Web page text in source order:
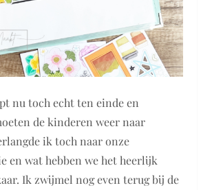
nu toch echt ten einde en
de kinderen weer naar
ik toch naar onze
en wat hebben we het heerlijk
Ik zwijmel nog even terug bij de